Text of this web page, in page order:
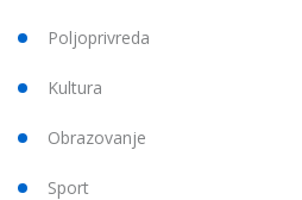
Poljoprivreda
Kultura
Obrazovanje
Sport